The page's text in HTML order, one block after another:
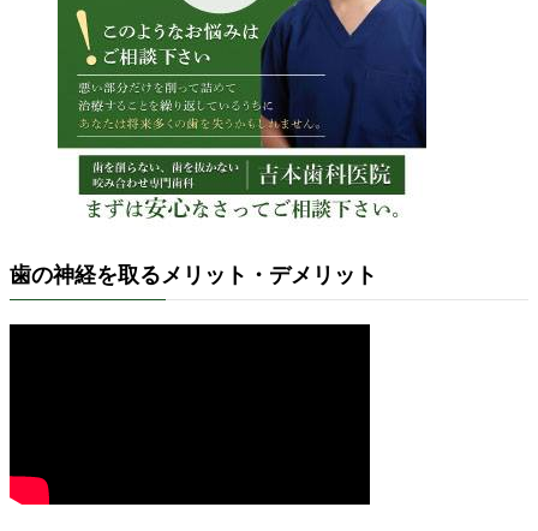
歯の神経を取るメリット・デメリット